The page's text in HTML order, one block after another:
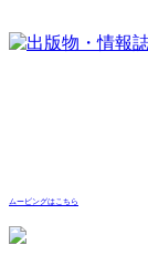
ムービングはこちら